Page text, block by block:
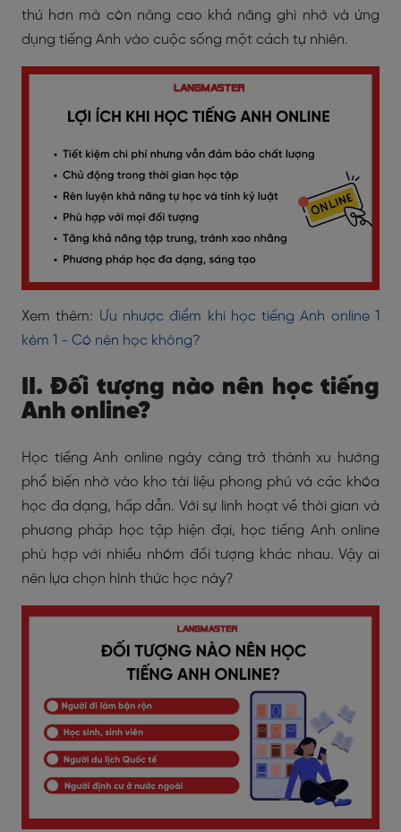
thú hơn mà còn nâng cao khả năng ghi nhớ và ứng
dụng tiếng Anh vào cuộc sống một cách tự nhiên.
Xem thêm: Ưu nhược điểm khi học tiếng Anh online 1
kèm 1 - Có nên học không?
II. Đối tượng nào nên học tiếng
Anh online?
Học tiếng Anh online ngày càng trở thành xu hướng
phổ biến nhờ vào kho tài liệu phong phú và các khóa
học đa dạng, hấp dẫn. Với sự linh hoạt về thời gian và
phương pháp học tập hiện đại, học tiếng Anh online
phù hợp với nhiều nhóm đối tượng khác nhau. Vậy ai
nên lựa chọn hình thức học này?